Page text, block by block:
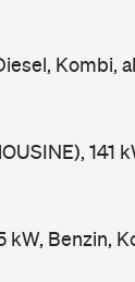
Kombi,
141
kW, Benzin,